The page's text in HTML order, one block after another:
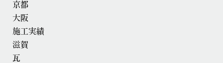
京都
大阪
施工実績
滋賀
瓦